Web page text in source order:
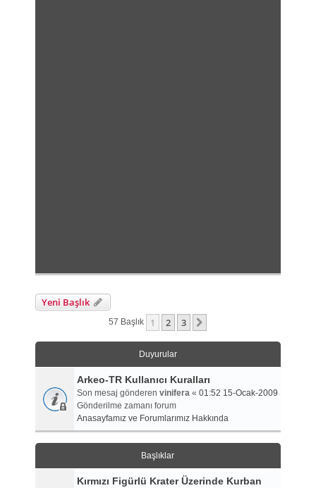
Yeni Başlık
57 Başlık 1 2 3
Duyurular
Arkeo-TR Kullanıcı Kuralları
Son mesaj gönderen vinifera« 01:52 15-Ocak-2009
Gönderilme zamanı forum
Anasayfamız ve Forumlarımız Hakkında
Başlıklar
Kırmızı Figürlü Krater Üzerinde Kurban